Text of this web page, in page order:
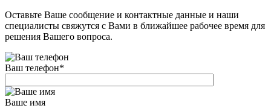
Оставьте Ваше сообщение и контактные данные и наши
специалисты свяжутся с Вами в ближайшее рабочее время для
решения Вашего вопроса.
Ваш телефон*
Ваше имя